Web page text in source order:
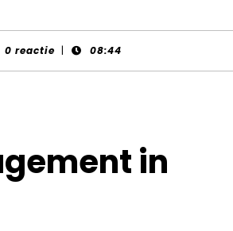
0 reactie | 08:44
in